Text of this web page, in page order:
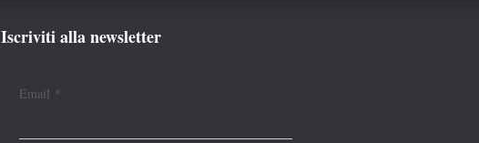
Iscriviti alla newsletter
Email *